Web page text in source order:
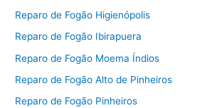
Reparo de Fogão Higienópolis
Reparo de Fogão Ibirapuera
Reparo de Fogão Moema Índios
Reparo de Fogão Alto de Pinheiros
Reparo de Fogão Pinheiros